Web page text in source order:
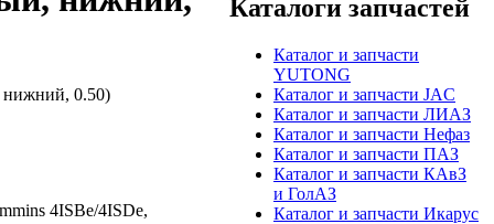
0.50)
4ISBe/4ISDe,
Каталоги запчастей
Каталог и запчасти
YUTONG
Каталог и запчасти JAC
Каталог и запчасти ЛИАЗ
Каталог и запчасти Нефаз
Каталог и запчасти ПАЗ
Каталог и запчасти КАвЗ
и ГолАЗ
Каталог и запчасти Икарус